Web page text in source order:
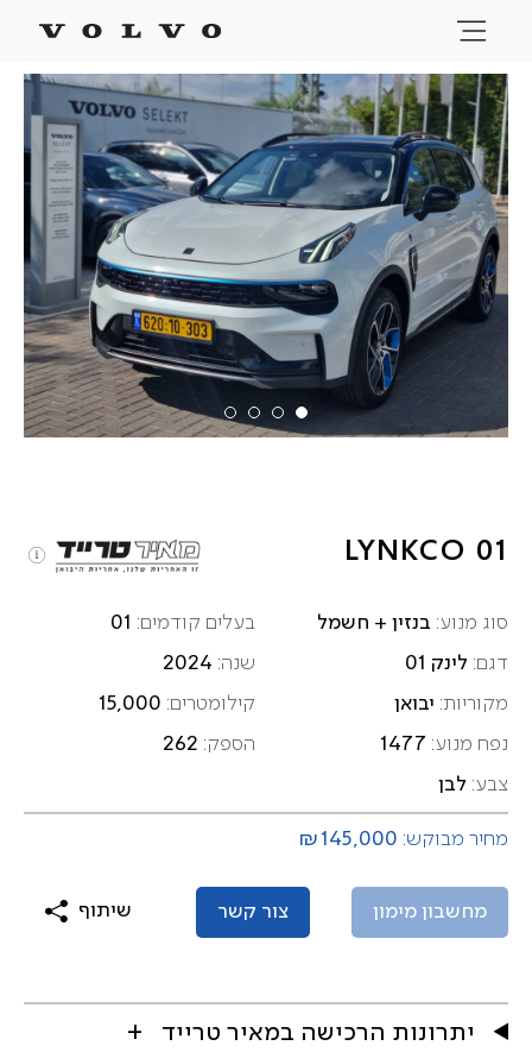
LYNKCO 01
סוג מנוע: בנזין + חשמל
דגם: לינק 01
מקוריות: יבואן
נפח מנוע: 1477
צבע: לבן
בעלים קודמים: 01
שנה: 2024
קילומטרים: 15,000
הספק: 262
מחיר מבוקש: ₪145,000
מחשבון מימון צור קשר שיתוף
יתרונות הרכישה במאיר טרייד